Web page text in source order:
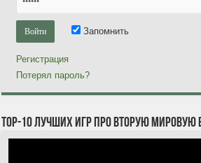
Запомнить
Регистрация
Потерял пароль?
TOP-10 лучших игр про Вторую мировую